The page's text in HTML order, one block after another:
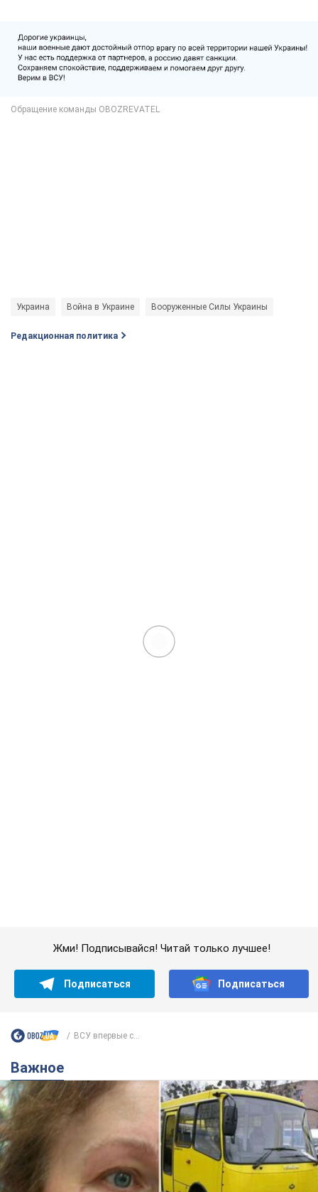
Украина Война в Украине Вооруженные Силы Украины
Редакционная политика
Жми! Подписывайся! Читай только лучшее!
Подписаться Подписаться
ВСУ впервые с...
Важное